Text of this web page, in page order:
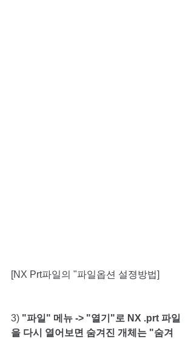
[NX Prt파일의 "파일옵션 설졍방법]
3) "파일" 메뉴 -> "열기"로 NX .prt 파일
을 다시 열어보면 숨겨진 개체는 "숨겨